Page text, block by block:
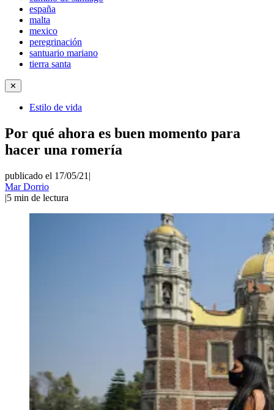
españa
malta
mexico
peregrinación
santuario mariano
tierra santa
✕
Estilo de vida
Por qué ahora es buen momento para
hacer una romería
publicado el 17/05/21 |
Mar Dorrio
|5 min de lectura